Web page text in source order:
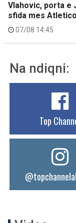
Vlahovic, porta e
sfida mes
07/08 14:45
Na ndiqni:
Top